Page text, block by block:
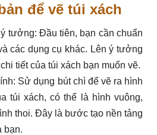
để vẽ túi xách
tưởng: Đầu tiên, bạn cần chuẩn
các dụng cụ khác. Lên ý tưởng
tiết của túi xách bạn muốn vẽ.
Sử dụng bút chì để vẽ ra hình
túi xách, có thể là hình vuông,
thoi. Đây là bước tạo nền tảng
bạn.